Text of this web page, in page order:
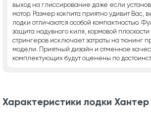
выход на глиссирование даже если
мотор. Размер кокпита приятно удивит Вас,
лодки отличаются особой компактностью.
защита надувного киля, кормовой плоскости
стрингеров исключает затраты на тюнинг
модели. Приятный дизайн и отменное
комплектующих будут оценены по
Характеристики лодки